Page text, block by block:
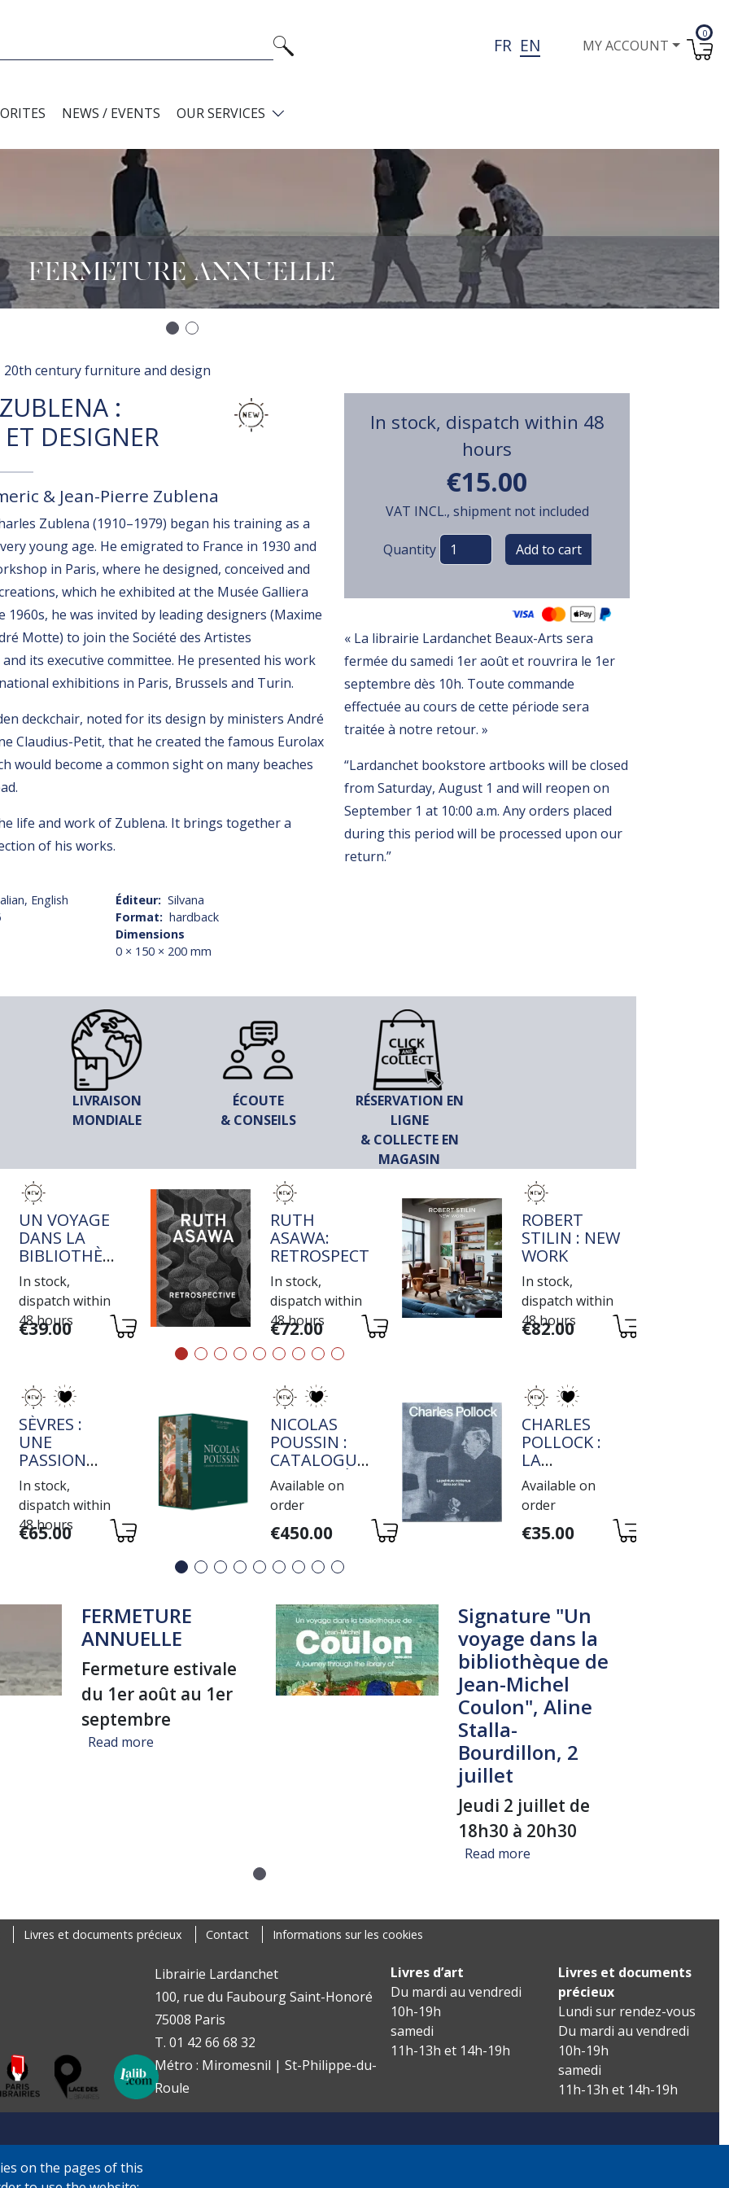
FR EN User account menu
MY ACCOUNT
0
NEWS / EVENTS OUR SERVICES
FERMETURE ANNUELLE
20th century furniture and design
:
DESIGNER
& Jean-Pierre Zublena
Zublena (1910–1979) began his training as a
young age. He emigrated to France in 1930 and
in Paris, where he designed, conceived and
which he exhibited at the Musée Galliera
1960s, he was invited by leading designers (Maxime
Motte) to join the Société des Artistes
and its executive committee. He presented his work
exhibitions in Paris, Brussels and Turin.
deckchair, noted for its design by ministers André
Claudius-Petit, that he created the famous Eurolax
would become a common sight on many beaches
life and work of Zublena. It brings together a
of his works.
English
Éditeur
Silvana
Format
hardback
Dimensions
0 × 150 × 200 mm
In stock, dispatch within 48
hours
€15.00
VAT INCL., shipment not included
Variations
Quantity
« La librairie Lardanchet Beaux-Arts sera
fermée du samedi 1er août et rouvrira le 1er
septembre dès 10h. Toute commande
effectuée au cours de cette période sera
traitée à notre retour. »
“Lardanchet bookstore artbooks will be closed
from Saturday, August 1 and will reopen on
September 1 at 10:00 a.m. Any orders placed
during this period will be processed upon our
return.”
LIVRAISON
MONDIALE
ÉCOUTE
& CONSEILS
RÉSERVATION EN
LIGNE
& COLLECTE EN
MAGASIN
TITRE
UN VOYAGE
DANS LA
BIBLIOTHÈQUE
DE JEAN-
MICHEL
COULON
In stock,
dispatch within
48 hours
Variations
€39.00
TITRE
RUTH
ASAWA:
RETROSPECTIVE
In stock,
dispatch within
48 hours
Variations
€72.00
TITRE
ROBERT
STILIN : NEW
WORK
In stock,
dispatch within
48 hours
Variations
€82.00
TITRE
SÈVRES :
UNE
PASSION
ROTHSCHILD
In stock,
dispatch within
48 hours
Variations
€65.00
TITRE
NICOLAS
POUSSIN :
CATALOGUE
RAISONNÉ
DE L'OEUVRE
PEINT
Available on
order
Variations
€450.00
TITRE
CHARLES
POLLOCK :
LA
PEINTURE
CONTENUE
DANS SON
LIEU
Available on
order
Variations
€35.00
FERMETURE
ANNUELLE
Fermeture estivale
du 1er août au 1er
septembre
Read moreabout FERMETURE ANNUELLE
Signature "Un
voyage dans la
bibliothèque de
Jean-Michel
Coulon", Aline
Stalla-
Bourdillon, 2
juillet
Jeudi 2 juillet de
18h30 à 20h30
Read moreabout Signature "Un voyage
Livres et documents précieux Contact Informations sur les cookies
Librairie Lardanchet
100, rue du Faubourg Saint-Honoré
75008 Paris
T. 01 42 66 68 32
Métro : Miromesnil | St-Philippe-du-
Roule
Livres d’art
Du mardi au vendredi
10h-19h
samedi
11h-13h et 14h-19h
Livres et documents
précieux
Lundi sur rendez-vous
Du mardi au vendredi
10h-19h
samedi
11h-13h et 14h-19h
on the pages of this